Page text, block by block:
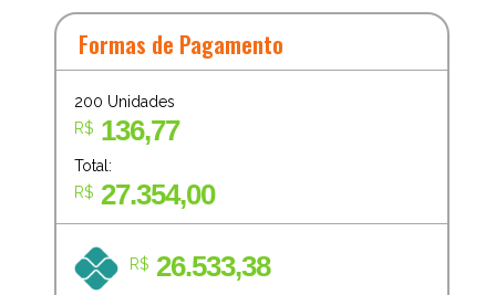
Formas de Pagamento
200 Unidades
R$ 136,77
Total:
R$ 27.354,00
R$ 26.533,38